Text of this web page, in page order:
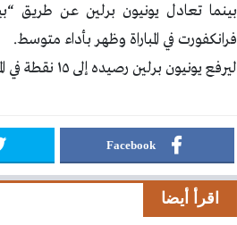
فرانكفورت في المباراة وظهر بأداء متوسط.
ليرفع يونيون برلين رصيده إلى ١٥ نقطة في المركز الرابع ، بينما يأتي اينتراخت فرانكفورت في المركز السادس برصيد ١٤ نقطة.
Facebook
اقرأ أيضا